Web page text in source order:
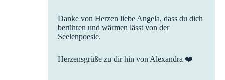
Danke von Herzen liebe Angela, dass du dich
berühren und wärmen lässt von der
Seelenpoesie.
Herzensgrüße zu dir hin von Alexandra ❤️